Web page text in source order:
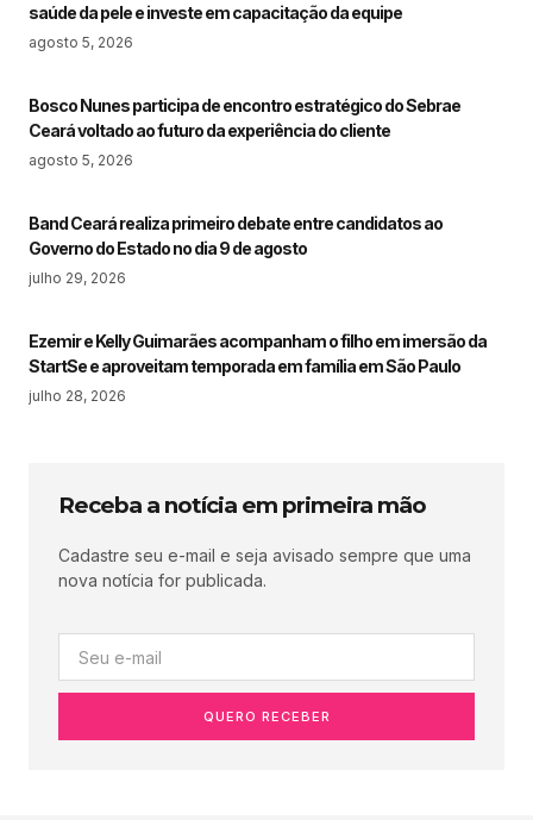
saúde da pele e investe em capacitação da equipe
agosto 5, 2026
Bosco Nunes participa de encontro estratégico do Sebrae
Ceará voltado ao futuro da experiência do cliente
agosto 5, 2026
Band Ceará realiza primeiro debate entre candidatos ao
Governo do Estado no dia 9 de agosto
julho 29, 2026
Ezemir e Kelly Guimarães acompanham o filho em imersão da
StartSe e aproveitam temporada em família em São Paulo
julho 28, 2026
Receba a notícia em primeira mão
Cadastre seu e-mail e seja avisado sempre que uma
nova notícia for publicada.
QUERO RECEBER